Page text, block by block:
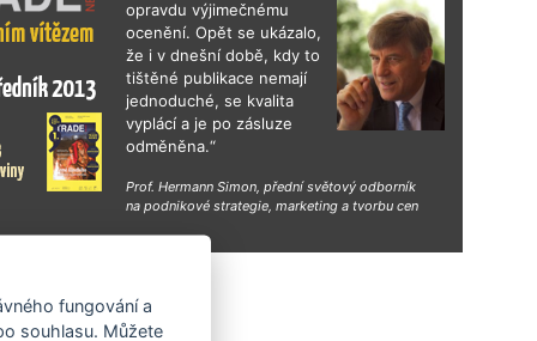
opravdu výjimečnému
ocenění. Opět se ukázalo,
že i v dnešní době, kdy to
tištěné publikace nemají
jednoduché, se kvalita
vyplácí a je po zásluze
odměněna.“
Prof. Hermann Simon, přední světový odborník
na podnikové strategie, marketing a tvorbu cen
fungování a
souhlasu. Můžete